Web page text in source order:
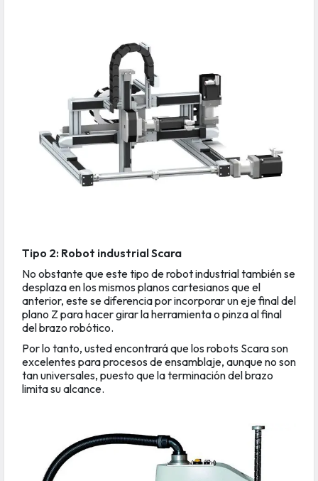
Tipo 2: Robot industrial Scara
No obstante que este tipo de robot industrial también se
desplaza en los mismos planos cartesianos que el
anterior, este se diferencia por incorporar un eje final del
plano Z para hacer girar la herramienta o pinza al final
del brazo robótico.
Por lo tanto, usted encontrará que los robots Scara son
excelentes para procesos de ensamblaje, aunque no son
tan universales, puesto que la terminación del brazo
limita su alcance.